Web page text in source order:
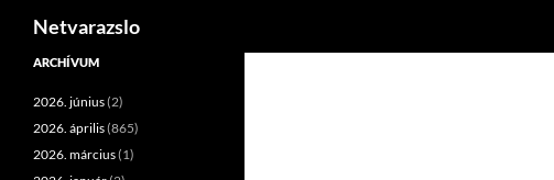
Kilépés
Netvarazslo
ARCHÍVUM
2026. június(2)
2026. április(865)
2026. március(1)